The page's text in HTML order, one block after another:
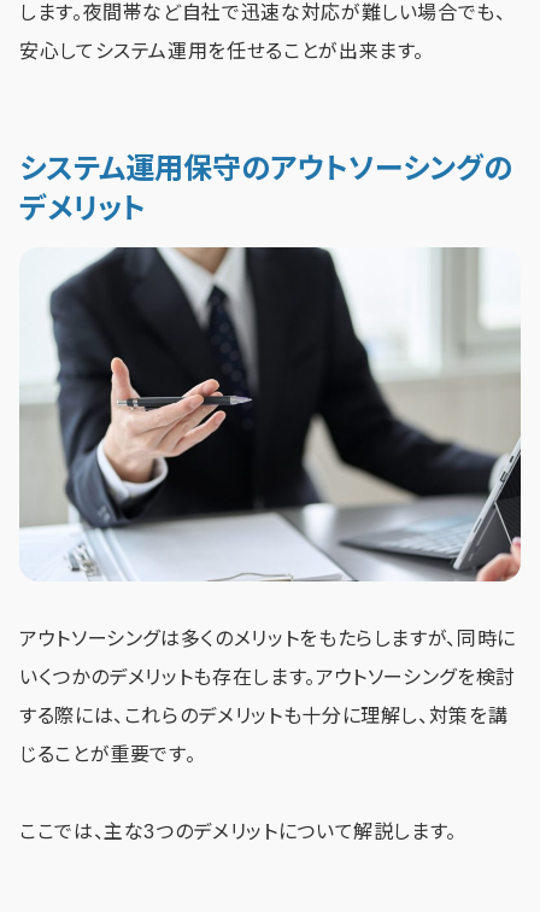
します。夜間帯など自社で迅速な対応が難しい場合でも、
安心してシステム運用を任せることが出来ます。
システム運用保守のアウトソーシングの
デメリット
アウトソーシングは多くのメリットをもたらしますが、同時に
いくつかのデメリットも存在します。アウトソーシングを検討
する際には、これらのデメリットも十分に理解し、対策を講
じることが重要です。
ここでは、主な3つのデメリットについて解説します。